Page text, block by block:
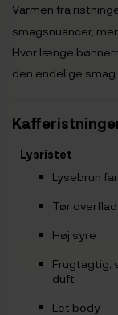
Varmen fra
smagsnuancer,
Hvor længe
den endelige smag
Lysristet
Lysebrun
Tør
Høj syre
Frugtagtig,
duft
Let body